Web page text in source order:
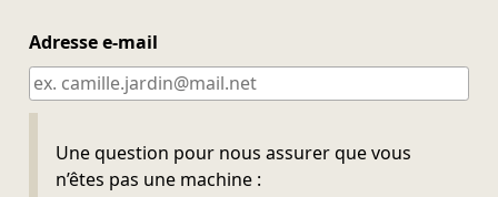
Adresse e-mail
Une question pour nous assurer que vous
n’êtes pas une machine :
Ne pas remplir